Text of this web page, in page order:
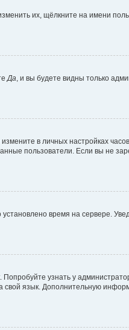
их, щёлкните на имени
Да , и вы будете видны только
в личных настройках
пользователи. Если вы не
время на сервере.
узнать у
свой язык. Дополнительную